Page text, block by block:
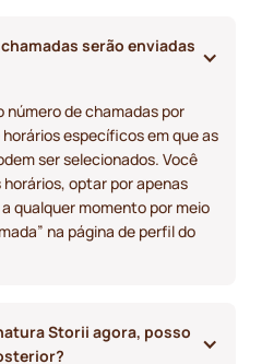
serão enviadas
de chamadas por
específicos em que as
ser selecionados. Você
optar por apenas
qualquer momento por meio
na página de perfil do
Storii agora, posso